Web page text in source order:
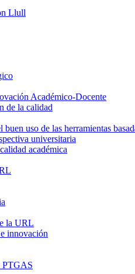
Llull
Académico-Docente
de la calidad
buen uso de las herramientas
universitaria
académica
la URL
innovación
PTGAS